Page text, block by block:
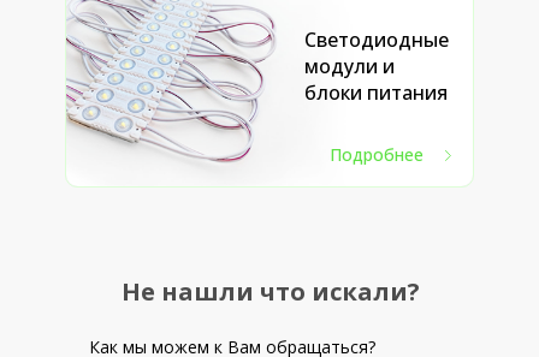
Светодиодные
модули и
блоки питания
Подробнее
Как мы можем к Вам обращаться?
Не нашли что искали?